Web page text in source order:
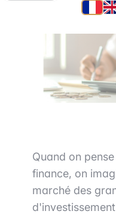
Quand on
finance, on
marché des